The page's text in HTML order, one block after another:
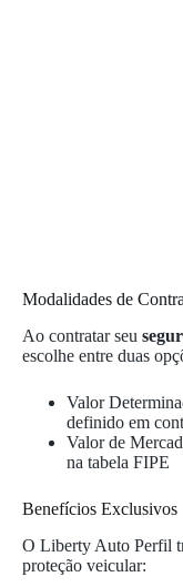
Modalidades de
Ao contratar seu
escolhe entre duas
Valor
definido em
Valor de
na tabela FIPE
Benefícios Exclusivos
O Liberty Auto Perfil
proteção veicular: